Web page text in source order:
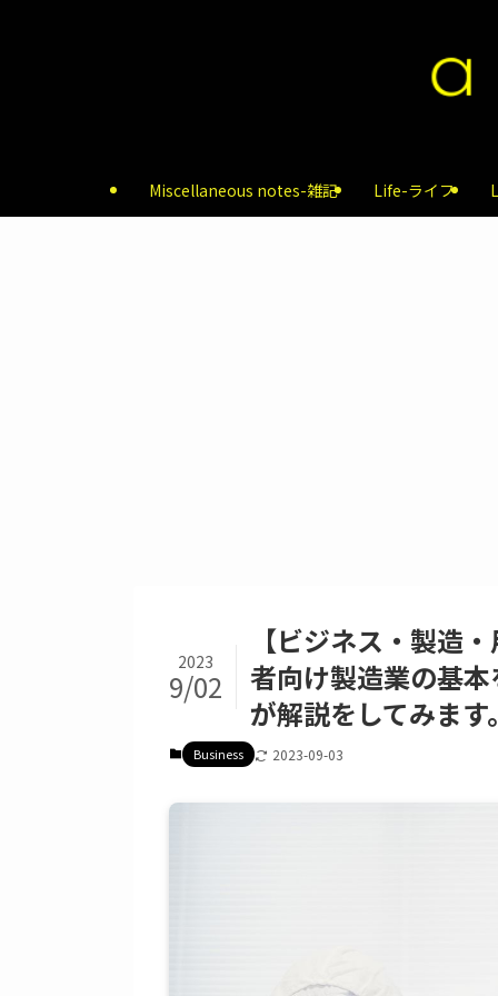
Miscellaneous notes-雑記 Life-ライフ
【ビジネス・製造
者向け製造業の基
が解説をしてみます
2023
9/02
Business 2023-09-03